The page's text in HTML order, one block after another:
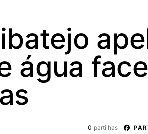
água
0 partilhas